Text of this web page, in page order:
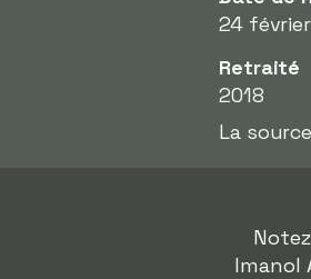
24
Retraité
2018
La
Imanol